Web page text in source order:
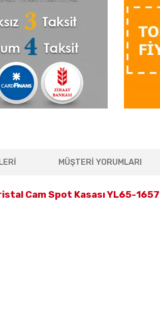
MÜŞTERİ YORUMLARI
Cam Spot Kasası YL65-1657